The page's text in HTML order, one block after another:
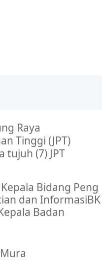
Raya
Tinggi (JPT)
tujuh (7) JPT
Kepala Bidang Peng
dan InformasiBK
Badan
Mura